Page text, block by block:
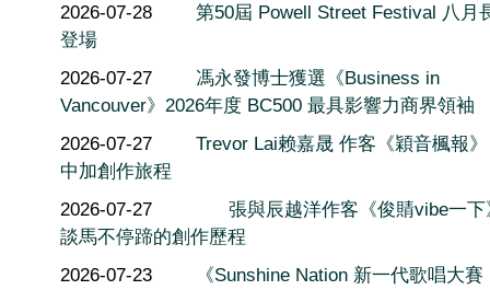
2026-07-28
第50屆 Powell Street Festival 八月
登場
2026-07-27
馮永發博士獲選《Business in
Vancouver》2026年度 BC500 最具影響力商界領袖
2026-07-27
Trevor Lai赖嘉晟 作客《穎音楓報
中加創作旅程
2026-07-27
張與辰越洋作客《俊䝼vibe一下
談馬不停蹄的創作歷程
2026-07-23
《Sunshine Nation 新一代歌唱大賽